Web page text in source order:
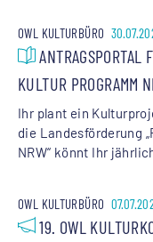
OWL KULTURBÜRO
ANTRAGSPORTAL
KULTUR PROGRAMM
Ihr plant ein
die Landesförderung
NRW“ könnt Ihr
OWL KULTURBÜRO
19. OWL